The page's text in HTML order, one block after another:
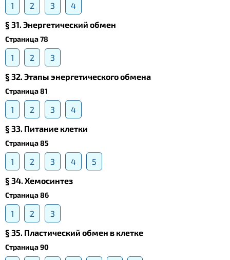
1 2 3
4
§ 31. Энергетический обмен
Страница 78
1 2
3
§ 32. Этапы энергетического обмена
Страница 81
1 2 3
4
§ 33. Питание клетки
Страница 85
1 2 3 4
5
§ 34. Хемосинтез
Страница 86
1 2
3
§ 35. Пластический обмен в клетке
Страница 90